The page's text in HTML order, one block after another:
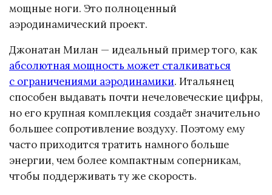
мощные ноги. Это полноценный
аэродинамический проект.
Джонатан Милан — идеальный пример того, как
абсолютная мощность может сталкиваться
с ограничениями аэродинамики. Итальянец
способен выдавать почти нечеловеческие цифры,
но его крупная комплекция создаёт значительно
большее сопротивление воздуху. Поэтому ему
часто приходится тратить намного больше
энергии, чем более компактным соперникам,
чтобы поддерживать ту же скорость.